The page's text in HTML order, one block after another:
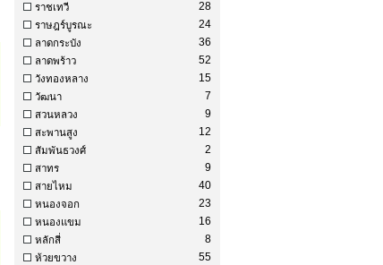
28
ราชเทวี
24
ราษฎร์บูรณะ
36
ลาดกระบัง
52
ลาดพร้าว
15
วังทองหลาง
7
วัฒนา
9
สวนหลวง
12
สะพานสูง
2
สัมพันธวงศ์
9
สาทร
40
สายไหม
23
หนองจอก
16
หนองแขม
8
หลักสี่
55
ห้วยขวาง